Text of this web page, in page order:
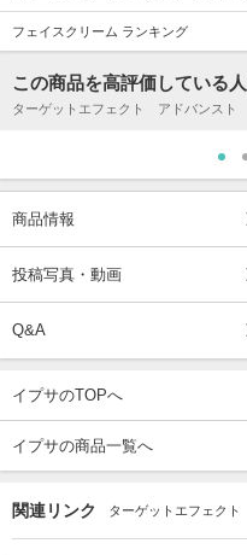
フェイスクリーム ランキング
この商品を高評価している
ターゲットエフェクト アドバンス
商品情報
投稿写真・動画
Q&A
イプサのTOPへ
イプサの商品一覧へ
関連リンク ターゲットエフェク